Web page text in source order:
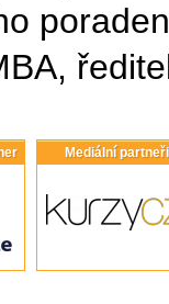
Mediální partneři